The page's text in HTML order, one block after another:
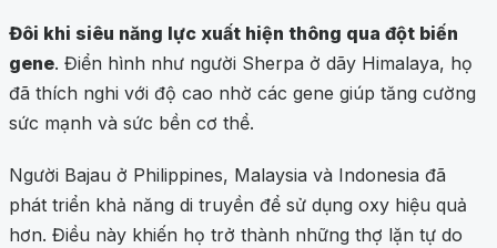
Đôi khi siêu năng lực xuất hiện thông qua đột biến
gene. Điển hình như người Sherpa ở dãy Himalaya, họ
đã thích nghi với độ cao nhờ các gene giúp tăng cường
sức mạnh và sức bền cơ thể.
Người Bajau ở Philippines, Malaysia và Indonesia đã
phát triển khả năng di truyền để sử dụng oxy hiệu quả
hơn. Điều này khiến họ trở thành những thợ lặn tự do